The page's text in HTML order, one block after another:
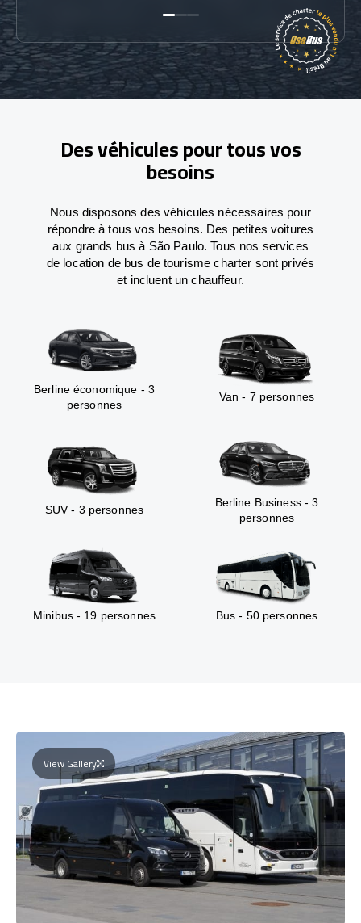
Des véhicules pour tous vos
besoins
Nous disposons des véhicules nécessaires pour
répondre à tous vos besoins. Des petites voitures
aux grands bus à São Paulo. Tous nos services
de location de bus de tourisme charter sont privés
et incluent un chauffeur.
Berline économique - 3
personnes
Van - 7 personnes
SUV - 3 personnes
Berline Business - 3
personnes
Minibus - 19 personnes Bus - 50 personnes
View Gallery